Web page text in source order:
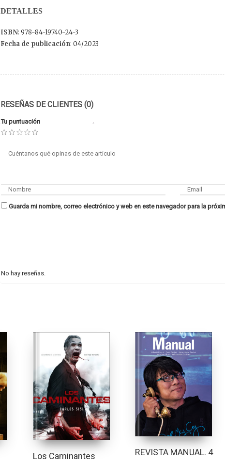
DETALLES
ISBN: 978-84-19740-24-3
Fecha de publicación: 04/2023
RESEÑAS DE CLIENTES (0)
Tu puntuación
Guarda mi nombre, correo electrónico y web en este navegador para la
No hay reseñas.
Los Caminantes REVISTA MANUAL. 4